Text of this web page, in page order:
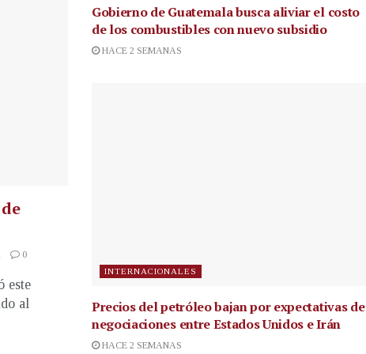
0
este
al
Gobierno de Guatemala busca aliviar el costo
de los combustibles con nuevo subsidio
HACE 2 SEMANAS
INTERNACIONALES
Precios del petróleo bajan por expectativas de
negociaciones entre Estados Unidos e Irán
HACE 2 SEMANAS